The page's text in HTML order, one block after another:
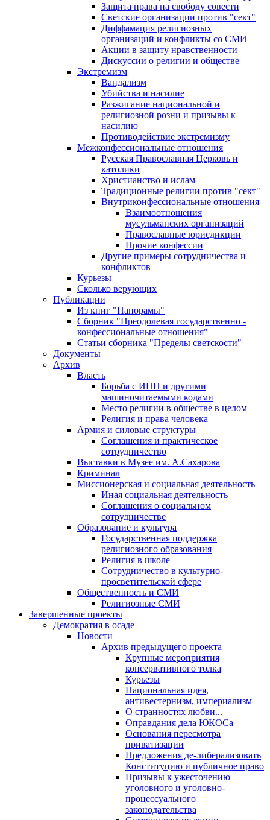
Защита права на свободу совести
Светские организации против "сект"
Диффамация религиозных
организаций и конфликты со СМИ
Акции в защиту нравственности
Дискуссии о религии и обществе
Экстремизм
Вандализм
Убийства и насилие
Разжигание национальной и
религиозной розни и призывы к
насилию
Противодействие экстремизму
Межконфессиональные отношения
Русская Православная Церковь и
католики
Христианство и ислам
Традиционные религии против "сект"
Внутриконфессиональные отношения
Взаимоотношения
мусульманских организаций
Православные юрисдикции
Прочие конфессии
Другие примеры сотрудничества и
конфликтов
Курьезы
Сколько верующих
Публикации
Из книг "Панорамы"
Сборник "Преодолевая государственно -
конфессиональные отношения"
Статьи сборника "Пределы светскости"
Документы
Архив
Власть
Борьба с ИНН и другими
машиночитаемыми кодами
Место религии в обществе в целом
Религия и права человека
Армия и силовые структуры
Соглашения и практическое
сотрудничество
Выставки в Музее им. А.Сахарова
Криминал
Миссионерская и социальная деятельность
Иная социальная деятельность
Соглашения о социальном
сотрудничестве
Образование и культура
Государственная поддержка
религиозного образования
Религия в школе
Сотрудничество в культурно-
просветительской сфере
Общественность и СМИ
Религиозные СМИ
Завершенные проекты
Демократия в осаде
Новости
Архив предыдущего проекта
Крупные мероприятия
консервативного толка
Курьезы
Национальная идея,
антивестернизм, империализм
О странностях любви...
Оправдания дела ЮКОСа
Основания пересмотра
приватизации
Предложения де-либерализовать
Конституцию и публичное право
Призывы к ужесточению
уголовного и уголовно-
процессуального
законодательства